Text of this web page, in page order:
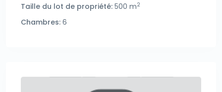
Taille du lot de propriété: 500 m2
Chambres: 6